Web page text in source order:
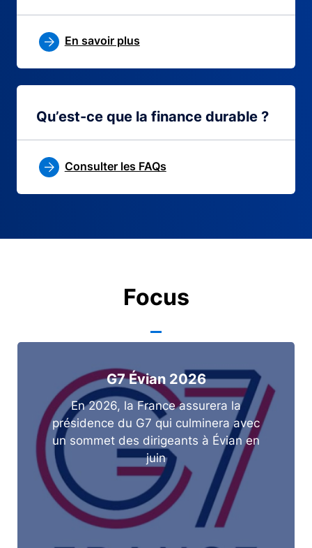
En savoir plus
Qu’est-ce que la finance durable ?
Consulter les FAQs
Focus
G7 Évian 2026
En 2026, la France assurera la
présidence du G7 qui culminera avec
un sommet des dirigeants à Évian en
juin